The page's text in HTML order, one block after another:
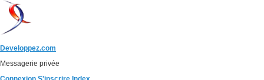
Developpez.com
Messagerie privée